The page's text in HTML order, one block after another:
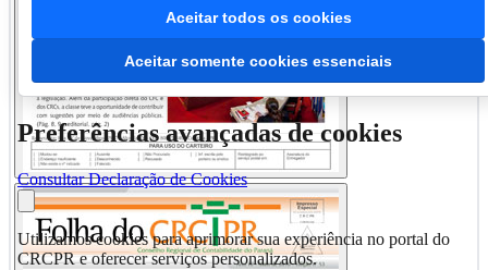
Aceitar todos os cookies
Aceitar somente cookies essenciais
Preferências avançadas de cookies
Consultar Declaração de Cookies
Utilizamos cookies para aprimorar sua experiência no portal do
CRCPR e oferecer serviços personalizados.